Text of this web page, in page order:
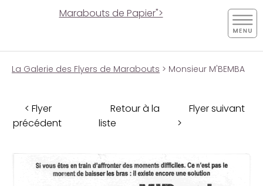
Marabouts de Papier">
La Galerie des Flyers de Marabouts > Monsieur M'BEMBA
< Flyer
précédent
Retour à la
liste
Flyer suivant
>